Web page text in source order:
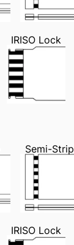
IRISO Lock
Semi-Strip
IRISO Lock